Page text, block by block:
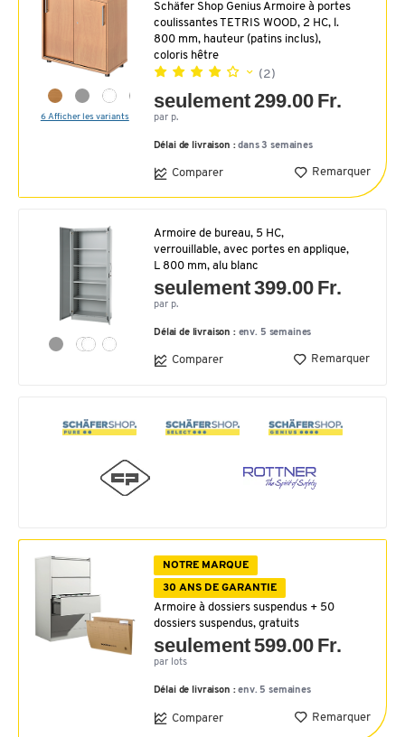
6 Afficher les variants
Schäfer Shop Genius Armoire à portes
coulissantes TETRIS WOOD, 2 HC, l.
800 mm, hauteur (patins inclus),
coloris hêtre
(2)
seulement 299.00 Fr.
par p.
Délai de livraison :dans 3 semaines
Comparer Remarquer
Armoire de bureau, 5 HC,
verrouillable, avec portes en applique,
L 800 mm, alu blanc
seulement 399.00 Fr.
par p.
Délai de livraison : env. 5 semaines
Comparer Remarquer
NOTRE MARQUE
30 ANS DE GARANTIE
Armoire à dossiers suspendus + 50
dossiers suspendus, gratuits
seulement 599.00 Fr.
par lots
Délai de livraison :env. 5 semaines
Comparer Remarquer